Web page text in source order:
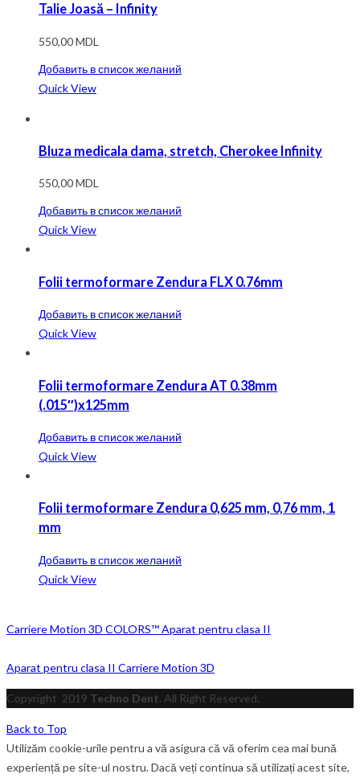
Talie Joasă – Infinity
550,00MDL
Добавить в список желаний
Quick View
Bluza medicala dama, stretch, Cherokee Infinity
550,00MDL
Добавить в список желаний
Quick View
Folii termoformare Zendura FLX 0.76mm
Добавить в список желаний
Quick View
Folii termoformare Zendura AT 0.38mm
(.015″)x125mm
Добавить в список желаний
Quick View
Folii termoformare Zendura 0,625 mm, 0,76 mm, 1
mm
Добавить в список желаний
Quick View
Carriere Motion 3D COLORS™ Aparat pentru clasa II
Aparat pentru clasa II Carriere Motion 3D
Copyright 2019 Techno Dent. All Right Reserved.
Back to Top
Utilizăm cookie-urile pentru a vă asigura că vă oferim cea mai bună
experiență pe site-ul nostru. Dacă veți continua să utilizați acest site,